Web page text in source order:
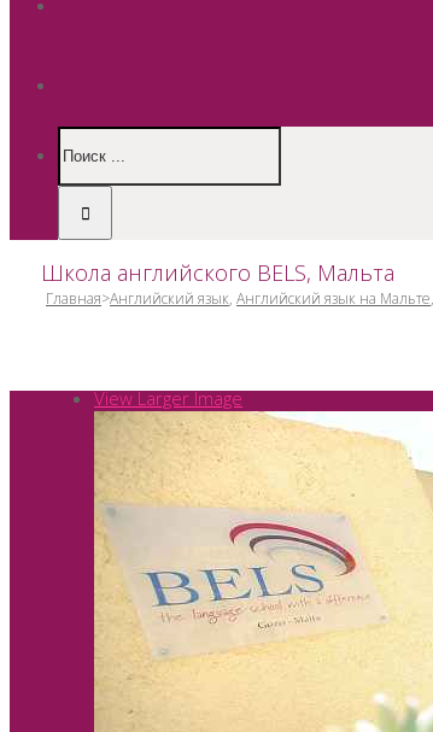
Школа английского BELS, Мальта
Главная>Английский язык, Английский язык на Мальте,
View Larger Image